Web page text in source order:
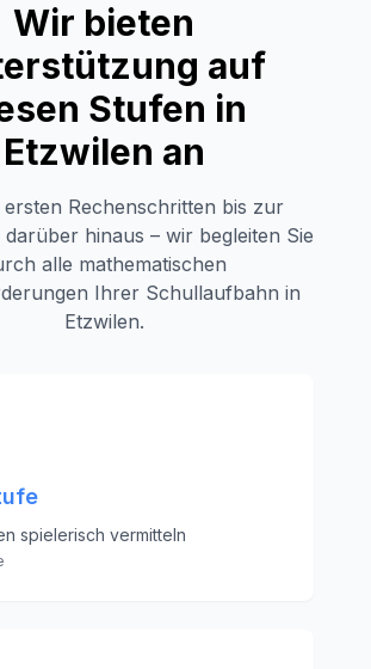
Wir bieten
auf
Stufen in
Etzwilen an
ersten Rechenschritten bis zur
hinaus – wir begleiten Sie
alle mathematischen
Ihrer Schullaufbahn in
Etzwilen.
spielerisch vermitteln